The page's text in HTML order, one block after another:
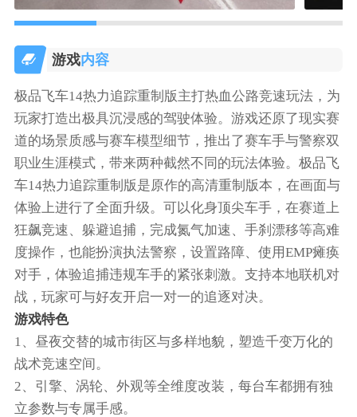
游戏内容
极品飞车14热力追踪重制版主打热血公路竞速玩法，为
玩家打造出极具沉浸感的驾驶体验。游戏还原了现实赛
道的场景质感与赛车模型细节，推出了赛车手与警察双
职业生涯模式，带来两种截然不同的玩法体验。极品飞
车14热力追踪重制版是原作的高清重制版本，在画面与
体验上进行了全面升级。可以化身顶尖车手，在赛道上
狂飙竞速、躲避追捕，完成氮气加速、手刹漂移等高难
度操作，也能扮演执法警察，设置路障、使用EMP瘫痪
对手，体验追捕违规车手的紧张刺激。支持本地联机对
战，玩家可与好友开启一对一的追逐对决。
游戏特色
1、昼夜交替的城市街区与多样地貌，塑造千变万化的
战术竞速空间。
2、引擎、涡轮、外观等全维度改装，每台车都拥有独
立参数与专属手感。